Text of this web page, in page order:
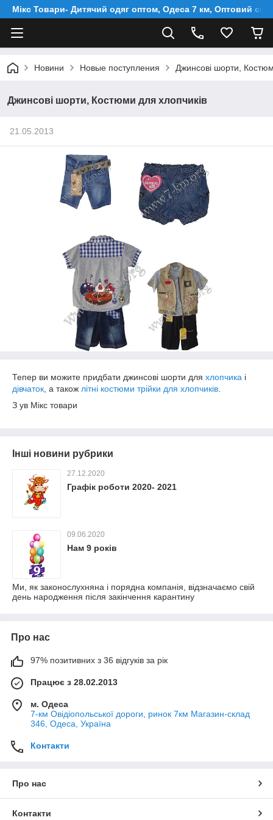
Мікс Товари- Дитячий одяг оптом, Одеса 7 км, Оптовий
Новини Новые поступления Джинсові шорти,
Джинсові шорти, Костюми для хлопчиків
21.05.2013
Тепер ви можите придбати джинсові шорти для хлопчика і
дівчаток , а також літні костюми трійки для хлопчиків
З ув Мікс товари
Інші новини рубрики
27.12.2020
Графік роботи 2020- 2021
09.06.2020
Нам 9 років
Ми, як законослухняна і порядна компанія, відзначаємо свій
день народження після закінчення карантину
Про нас
97% позитивних з 36 відгуків за рік
Працює з 28.02.2013
м. Одеса
7-км Овідіопольської дороги, ринок 7км Магазин-склад
346, Одеса, Україна
Контакти
Про нас
Контакти